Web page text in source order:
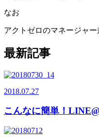
なお
アクトゼロのマネージャ
最新記事
2018.07.27
こんなに簡単！